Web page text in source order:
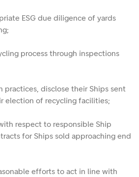
ESG due diligence of yards
process through inspections
practices, disclose their Ships sent
election of recycling facilities;
respect to responsible Ship
for Ships sold approaching end
efforts to act in line with